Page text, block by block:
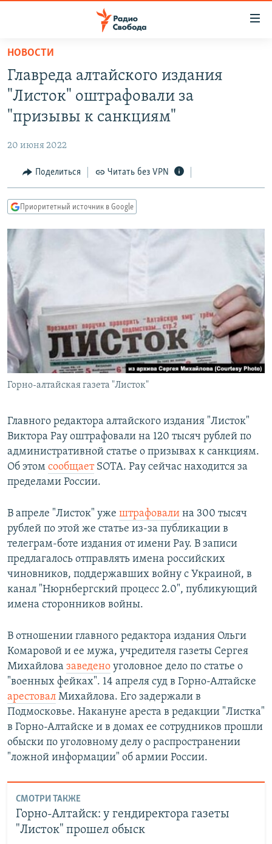
упрощенного
доступа
Вернуться
основному
Вернутся
Вернутся
поиску
ПОДКАСТЫ
АВТОРСКИЕ ПРОЕКТЫ
МНЕНИЯ
КУЛЬТУРА
КАВКАЗ.РЕАЛИИ
СЕВЕР.РЕАЛИИ
РАСПИСАНИЕ ВЕЩАНИЯ
ПОДПИШИТЕСЬ НА РАССЫЛКУ
СОЦИАЛЬНЫЕ СЕТИ
Все сайты РСЕ/РС
НОВОСТИ
Главреда алтайского издания
"Листок" оштрафовали за
"призывы к санкциям"
20 июня 2022
Поделиться Читать без VPN
Приоритетный источник в Google
Горно-алтайская газета "Листок"
Главного редактора алтайского издания "Листок"
Виктора Рау оштрафовали на 120 тысяч рублей по
административной статье о призывах к санкциям.
Об этом сообщаетSOTA. Рау сейчас находится за
пределами России.
В апреле "Листок" уже штрафовали на 300 тысяч
рублей по этой же статье из-за публикации в
телеграм-боте издания от имени Рау. В записи
предлагалось отправлять имена российских
чиновников, поддержавших войну с Украиной, в
канал "Нюрнбергский процесс 2.0", публикующий
имена сторонников войны.
В отношении главного редактора издания Ольги
Комаровой и ее мужа, учредителя газеты Сергея
Михайлова заведено уголовное дело по статье о
"военных фейках". 14 апреля суд в Горно-Алтайске
арестовал Михайлова. Его задержали в
Подмосковье. Накануне ареста в редакции "Листка"
в Горно-Алтайске и в домах ее сотрудников прошли
обыски по уголовному делу о распространении
"ложной информации" об армии России.
СМОТРИ ТАКЖЕ
Горно-Алтайск: у гендиректора газеты
"Листок" прошел обыск